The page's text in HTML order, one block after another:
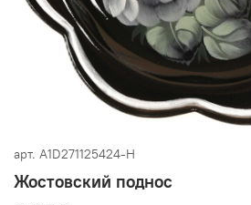
арт. A1D271125424-Н
Жостовский поднос